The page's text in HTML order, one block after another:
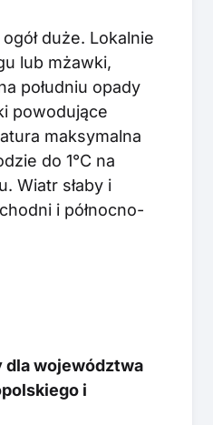
duże. Lokalnie
lub mżawki,
południu opady
powodujące
maksymalna
do 1°C na
Wiatr słaby i
i północno-
dla województwa
i